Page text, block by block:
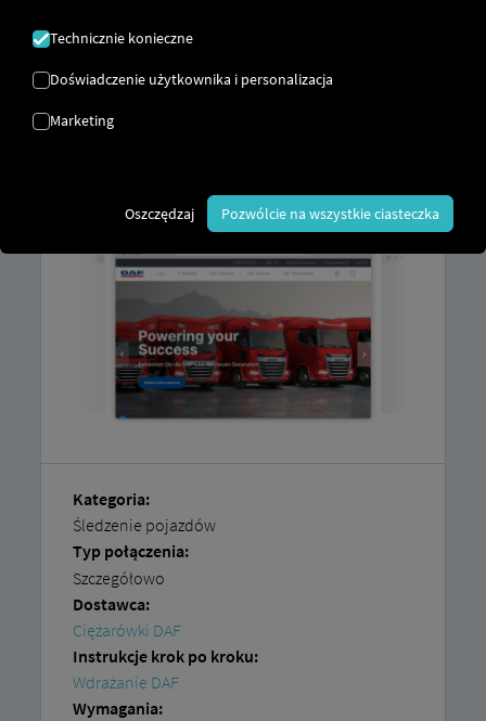
flocie? Podłącz je bezpośrednio do
mapie RIO . Wystarczy kontoRIOi co
który jest już aktywny w innym systemie.
podłączyć pojazdy.
Kategoria:
Śledzenie pojazdów
Typ połączenia:
Szczegółowo
Dostawca:
Ciężarówki DAF
Instrukcje krok po kroku:
Wdrażanie DAF
Wymagania:
Technicznie konieczne
Doświadczenie użytkownika i personalizacja
Marketing
Oszczędzaj Pozwólcie na wszystkie ciasteczka